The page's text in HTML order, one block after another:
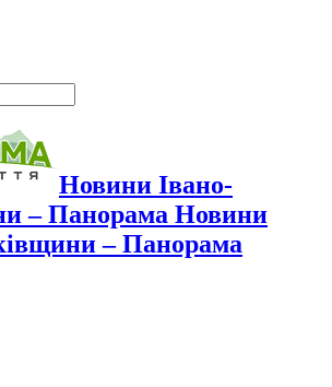
Новини Івано-
– Панорама Новини
– Панорама